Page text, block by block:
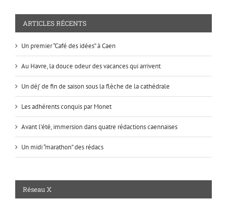
ARTICLES RÉCENTS
Un premier “Café des idées” à Caen
Au Havre, la douce odeur des vacances qui arrivent
Un déj’ de fin de saison sous la flèche de la cathédrale
Les adhérents conquis par Monet
Avant l’été, immersion dans quatre rédactions caennaises
Un midi “marathon” des rédacs
Réseau X